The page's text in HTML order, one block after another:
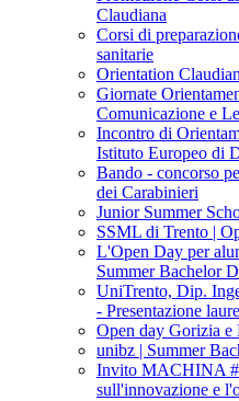
Claudiana
Corsi di
sanitarie
Orientation
Giornate
Comunicazione e
Incontro di
Istituto Europeo di
Bando - concorso
dei Carabinieri
Junior Summer
SSML di Trento |
L'Open Day per
Summer Bachelor
UniTrento, Dip.
- Presentazione
Open day Gorizia e
unibz | Summer
Invito MACHINA
sull'innovazione e